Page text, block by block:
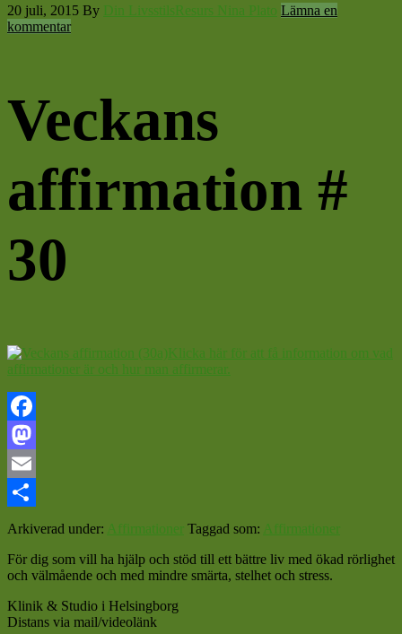
20 juli, 2015 By Din LivsstilsResurs Nina Plato Lämna en
kommentar
Veckans
affirmation #
30
Klicka här för att få information om vad
affirmationer är och hur man affirmerar.
Facebook
Mastodon
Email
Dela
Arkiverad under: Affirmationer Taggad som: Affirmationer
För dig som vill ha hjälp och stöd till ett bättre liv med ökad rörlighet
och välmående och med mindre smärta, stelhet och stress.
Klinik & Studio i Helsingborg
Distans via mail/videolänk